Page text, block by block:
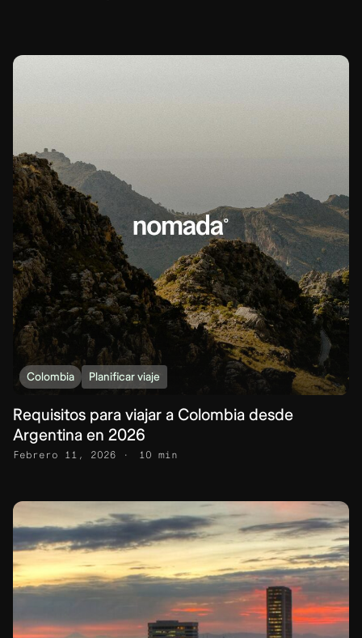
Colombia Planificar viaje
Requisitos para viajar a Colombia desde
Argentina en 2026
Febrero 11, 2026 10 min